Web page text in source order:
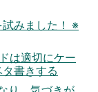
みました！ ※
は適切にケー
書きする